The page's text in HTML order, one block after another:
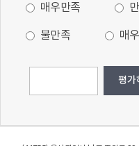
매우만족
불만족 매